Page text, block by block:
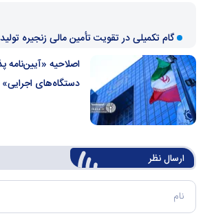
گام تکمیلی در تقویت تأمین مالی زنجیره تولید
اصلاحیه «آیین‌نامه
دستگاه‌های
ارسال‌ نظر